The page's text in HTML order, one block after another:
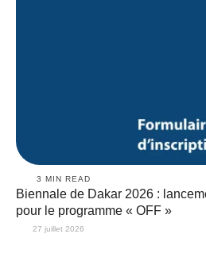
3 MIN READ
Biennale de Dakar 2026 :
pour le programme « OFF »
27 juillet 2026